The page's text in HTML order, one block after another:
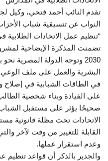
تقدم النائب أحمد فتحي، وكيل
النواب عن تنسيقية شباب
“تنظيم عمل الاتحادات الطلابية
تضمنت المذكرة الإيضاحية
2030 وتوجه الدولة المصرية
البشرية والعمل على ملف
في الطاقات الشبابية في إصلاح
على القيادة وبناء شخصية
صحيحًا يؤثر على مستقبل
الاتحادات تحت مظلة قانونية
القابلة للتغيير من وقت لآخر
وعدم استقرار عملها.
والجدير بالذكر أن قواعد تنظيم